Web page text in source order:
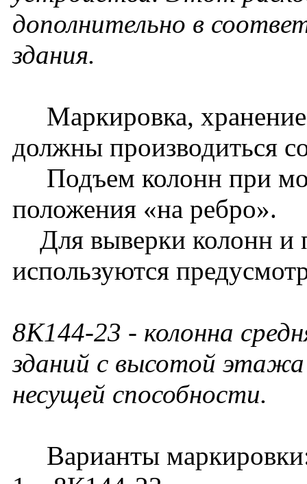
дополнительно в
здания.
Маркировка,
должны производиться
Подъем колонн при
положения «на ребро».
Для выверки колонн и
используются
8К144-23 - колонна
зданий с высотой
несущей способности.
Варианты